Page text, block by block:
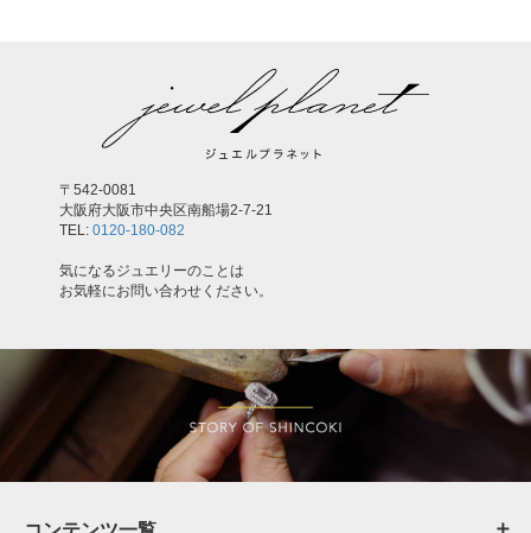
〒542-0081
大阪府大阪市中央区南船場2-7-21
TEL: 0120-180-082
気になるジュエリーのことは
お気軽にお問い合わせください。